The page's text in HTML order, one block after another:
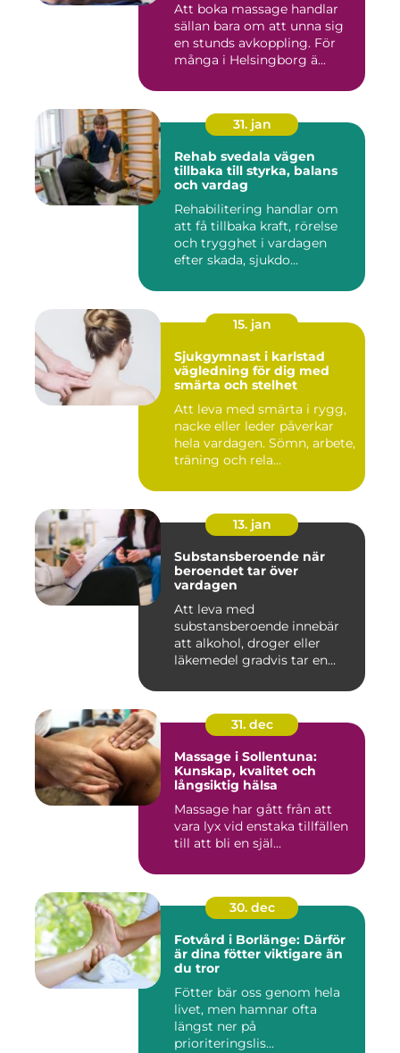
Att boka massage handlar
sällan bara om att unna sig
en stunds avkoppling. För
många i Helsingborg ä...
31. jan
Rehab svedala vägen
tillbaka till styrka, balans
och vardag
Rehabilitering handlar om
att få tillbaka kraft, rörelse
och trygghet i vardagen
efter skada, sjukdo...
15. jan
Sjukgymnast i karlstad
vägledning för dig med
smärta och stelhet
Att leva med smärta i rygg,
nacke eller leder påverkar
hela vardagen. Sömn, arbete,
träning och rela...
13. jan
Substansberoende när
beroendet tar över
vardagen
Att leva med
substansberoende innebär
att alkohol, droger eller
läkemedel gradvis tar en
31. dec
Massage i Sollentuna:
Kunskap, kvalitet och
långsiktig hälsa
Massage har gått från att
vara lyx vid enstaka tillfällen
till att bli en själ...
30. dec
Fotvård i Borlänge: Därför
är dina fötter viktigare än
du tror
Fötter bär oss genom hela
livet, men hamnar ofta
längst ner på
prioriteringslis...